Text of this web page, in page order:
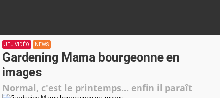
JEU VIDÉO NEWS
Gardening Mama bourgeonne en
images
Normal, c'est le printemps... enfin il paraît